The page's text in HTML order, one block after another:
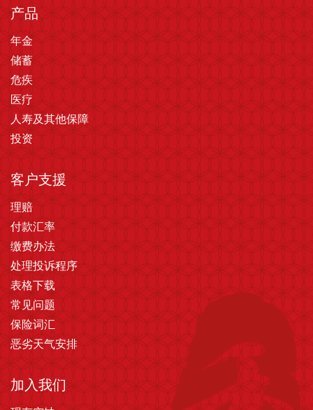
产品
年金
储蓄
危疾
医疗
人寿及其他保障
投资
客户支援
理赔
付款汇率
缴费办法
处理投诉程序
表格下载
常见问题
保险词汇
恶劣天气安排
加入我们